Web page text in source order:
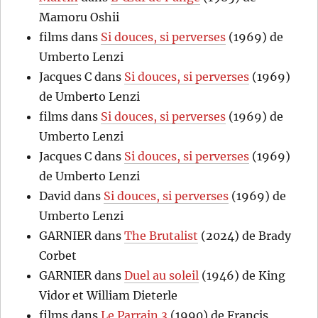
Mamoru Oshii
films dans Si douces, si perverses (1969) de
Umberto Lenzi
Jacques C dans Si douces, si perverses (1969)
de Umberto Lenzi
films dans Si douces, si perverses (1969) de
Umberto Lenzi
Jacques C dans Si douces, si perverses (1969)
de Umberto Lenzi
David dans Si douces, si perverses (1969) de
Umberto Lenzi
GARNIER dansThe Brutalist (2024) de Brady
Corbet
GARNIER dansDuel au soleil (1946) de King
Vidor et William Dieterle
films dansLe Parrain 3 (1990) de Francis